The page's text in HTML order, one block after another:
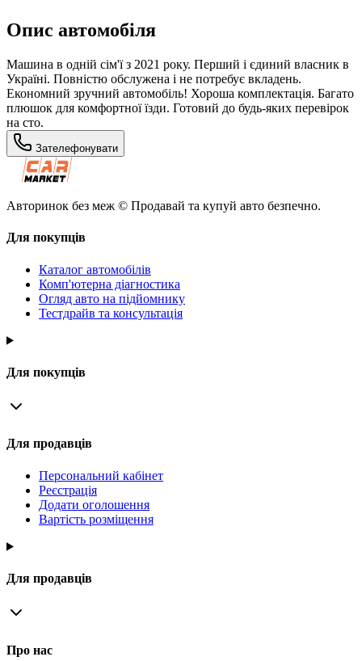
Опис автомобіля
Машина в одній сім'ї з 2021 року. Перший і єдиний власник в
Україні. Повністю обслужена і не потребує вкладень.
Економний зручний автомобіль! Хороша комплектація. Багато
плюшок для комфортної їзди. Готовий до будь-яких перевірок
на сто.
Зателефонувати
Авторинок без меж © Продавай та купуй авто безпечно.
Для покупців
Каталог автомобілів
Комп'ютерна діагностика
Огляд авто на підйомнику
Тестдрайв та консультація
Для покупців
Для продавців
Персональний кабінет
Реєстрація
Додати оголошення
Вартість розміщення
Для продавців
Про нас